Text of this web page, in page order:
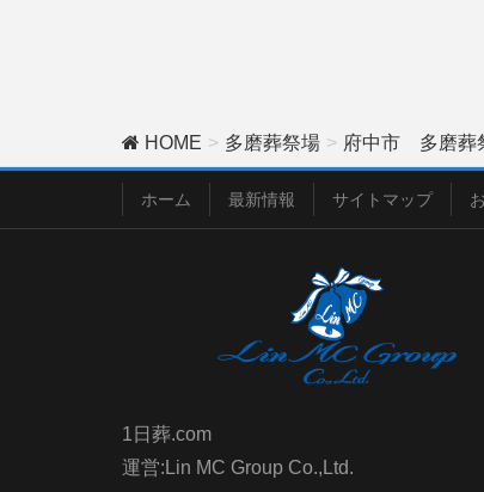
HOME 多磨葬祭場 府中市 多磨葬
ホーム 最新情報 サイトマップ
1日葬.com
運営:Lin MC Group Co.,Ltd.